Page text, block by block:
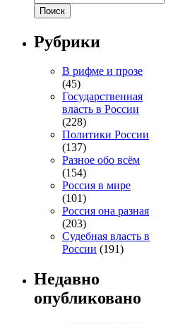
Рубрики
В рифме и прозе
(45)
Государственная
власть в России
(228)
Политики России
(137)
Разное обо всём
(154)
Россия в мире
(101)
Россия она разная
(203)
Судебная власть в
России (191)
Недавно
опубликовано